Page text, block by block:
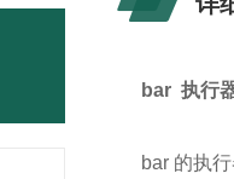
bar 执行
bar 的执